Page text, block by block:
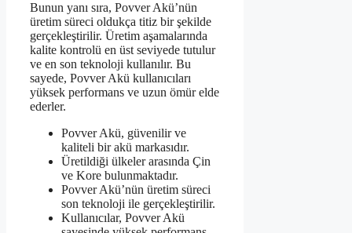
Bunun yanı sıra, Povver Akü’nün
üretim süreci oldukça titiz bir şekilde
gerçekleştirilir. Üretim aşamalarında
kalite kontrolü en üst seviyede tutulur
ve en son teknoloji kullanılır. Bu
sayede, Povver Akü kullanıcıları
yüksek performans ve uzun ömür elde
ederler.
Povver Akü, güvenilir ve
kaliteli bir akü markasıdır.
Üretildiği ülkeler arasında Çin
ve Kore bulunmaktadır.
Povver Akü’nün üretim süreci
son teknoloji ile gerçekleştirilir.
Kullanıcılar, Povver Akü